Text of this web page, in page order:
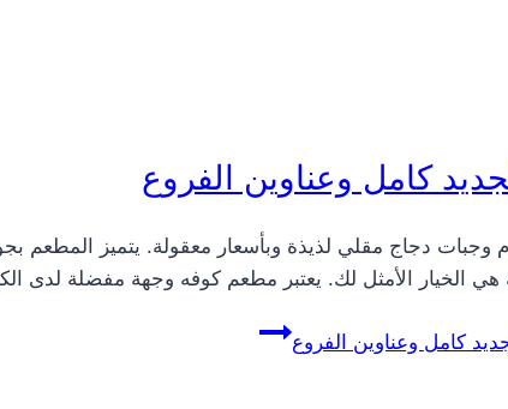
كامل وعناوين الفروع
دجاج مقلي لذيذة وبأسعار معقولة. يتميز المطعم
الخيار الأمثل لك. يعتبر مطعم كوفه وجهة مفضلة لدى
كامل وعناوين الفروع